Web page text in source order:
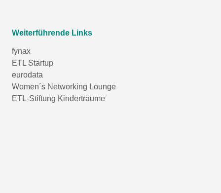
Weiterführende Links
fynax
ETL Startup
eurodata
Women´s Networking Lounge
ETL-Stiftung Kinderträume